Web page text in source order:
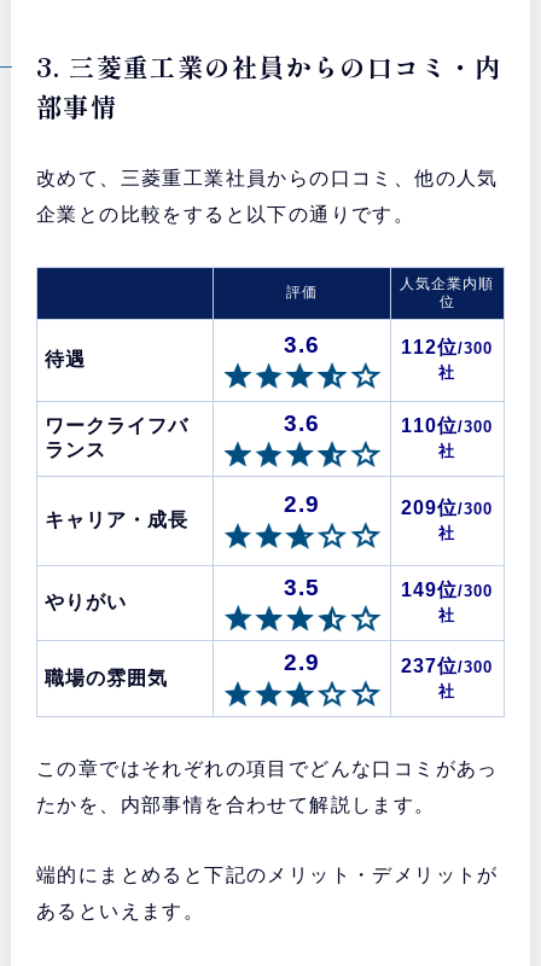
3. 三菱重工業の社員からの口コミ・内
部事情
改めて、三菱重工業社員からの口コミ、他の人気
企業との比較をすると以下の通りです。
評価
人気企業内順
位
待遇
3.6 112位/300
社
ワークライフバ
ランス
3.6 110位/300
社
キャリア・成長
2.9 209位/300
社
やりがい
3.5 149位/300
社
職場の雰囲気
2.9 237位/300
社
この章ではそれぞれの項目でどんな口コミがあっ
たかを、内部事情を合わせて解説します。
端的にまとめると下記のメリット・デメリットが
あるといえます。